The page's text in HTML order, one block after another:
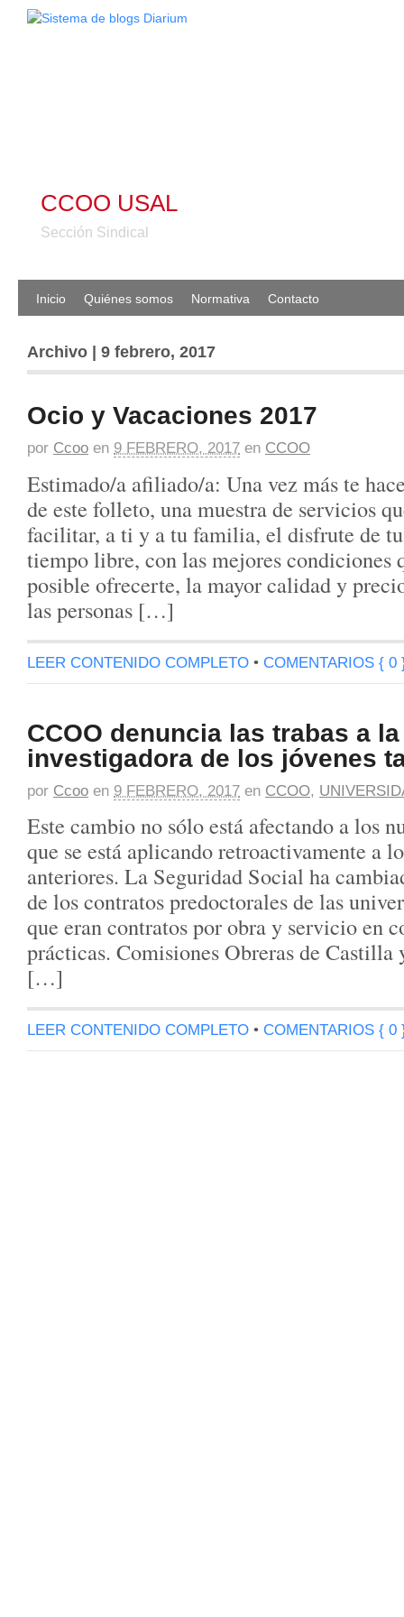
CCOO USAL
Sección Sindical
Inicio Quiénes somos Normativa Contacto
Archivo | 9 febrero, 2017
Ocio y Vacaciones 2017
por Ccoo en 9 FEBRERO, 2017 en CCOO
Estimado/a afiliado/a: Una vez más te
de este folleto, una muestra de servicios
facilitar, a ti y a tu familia, el disfrute de
tiempo libre, con las mejores condiciones
posible ofrecerte, la mayor calidad y
las personas […]
LEER CONTENIDO COMPLETO • COMENTARIOS { 0
CCOO denuncia las trabas a
investigadora de los jóvenes
por Ccoo en 9 FEBRERO, 2017 en CCOO,
Este cambio no sólo está afectando a los
que se está aplicando retroactivamente a
anteriores. La Seguridad Social ha
de los contratos predoctorales de las
que eran contratos por obra y servicio en
prácticas. Comisiones Obreras de
[…]
LEER CONTENIDO COMPLETO • COMENTARIOS { 0